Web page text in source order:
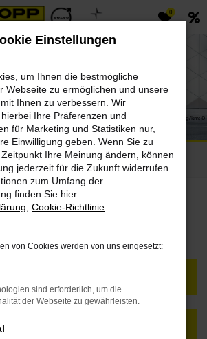
0
Sie unser vollelektrisches Crossover
Stromverbrauch kombiniert: 16,8 kWh/100 km | CO₂-Emission in g/km: 0
Volvo Vollelektrisch EC40
FAHRZEUGE
ANFRAGEN
Einstellungen
um Ihnen die bestmögliche
Webseite zu ermöglichen und unsere
Ihnen zu verbessern. Wir
Ihre Präferenzen und
für Marketing und Statistiken nur,
Einwilligung geben. Wenn Sie zu
Ihre Meinung ändern, können
jederzeit für die Zukunft widerrufen.
zum Umfang der
finden Sie hier:
Cookie-Richtlinie
von Cookies werden von uns eingesetzt:
sind erforderlich, um die
der Webseite zu gewährleisten.